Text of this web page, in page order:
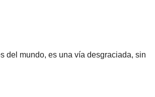
del mundo, es una vía desgraciada, sin